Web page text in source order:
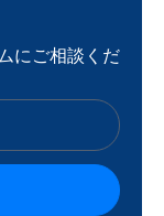
にご相談くだ